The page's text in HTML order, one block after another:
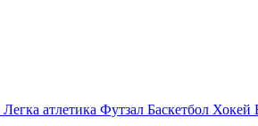
Легка атлетика Футзал Баскетбол Хокей